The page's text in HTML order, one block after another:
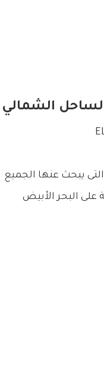
الشمالي
يبحث عنها الجميع
على البحر الأبيض